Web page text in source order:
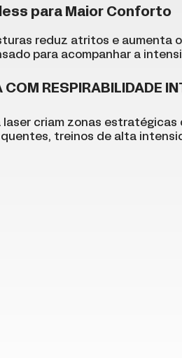
para Maior Conforto
reduz atritos e aumenta
para acompanhar a
COM RESPIRABILIDADE
criam zonas estratégicas
treinos de alta